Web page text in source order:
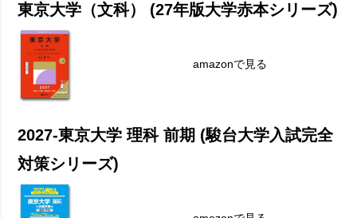
東京大学（文科） (27年版大学赤本シリーズ)
amazonで見る
2027-東京大学 理科 前期 (駿台大学入試完全
対策シリーズ)